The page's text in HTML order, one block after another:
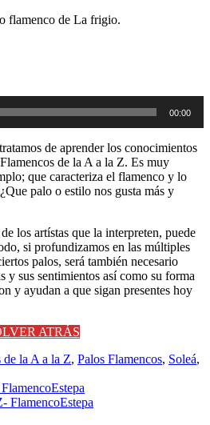
flamenco de La frigio.
00:00
de aprender los conocimientos
de la A a la Z. Es muy
que caracteriza el flamenco y lo
palo o estilo nos gusta más y
los artístas que la interpreten, puede
si profundizamos en las múltiples
palos, será también necesario
y sus sentimientos así como su forma
y ayudan a que sigan presentes hoy
ATRÁS
de la A a la Z, Palos Flamencos, Soleá,
FlamencoEstepa